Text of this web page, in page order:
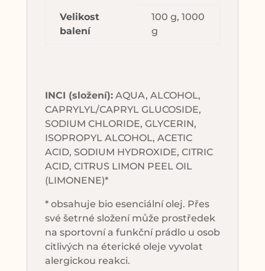
Velikost
balení
100 g, 1000
g
INCI (složení):AQUA, ALCOHOL,
CAPRYLYL/CAPRYL GLUCOSIDE,
SODIUM CHLORIDE, GLYCERIN,
ISOPROPYL ALCOHOL, ACETIC
ACID, SODIUM HYDROXIDE, CITRIC
ACID, CITRUS LIMON PEEL OIL
(LIMONENE)*
* obsahuje bio esenciální olej. Přes
své šetrné složení může prostředek
na sportovní a funkční prádlo u osob
citlivých na éterické oleje vyvolat
alergickou reakci.